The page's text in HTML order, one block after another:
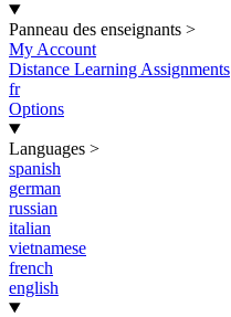
Panneau des enseignants >
My Account
Distance Learning Assignments
fr
Options
Languages >
spanish
german
russian
italian
vietnamese
french
english